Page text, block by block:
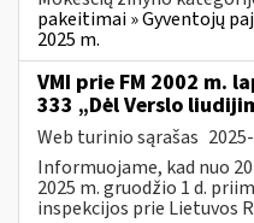
pakeitimai » Gyventojų
2025 m.
VMI prie FM 2002 m.
333 „Dėl Verslo
Web turinio sąrašas
Informuojame, kad nuo
2025 m. gruodžio 1 d.
inspekcijos prie Lietuvos